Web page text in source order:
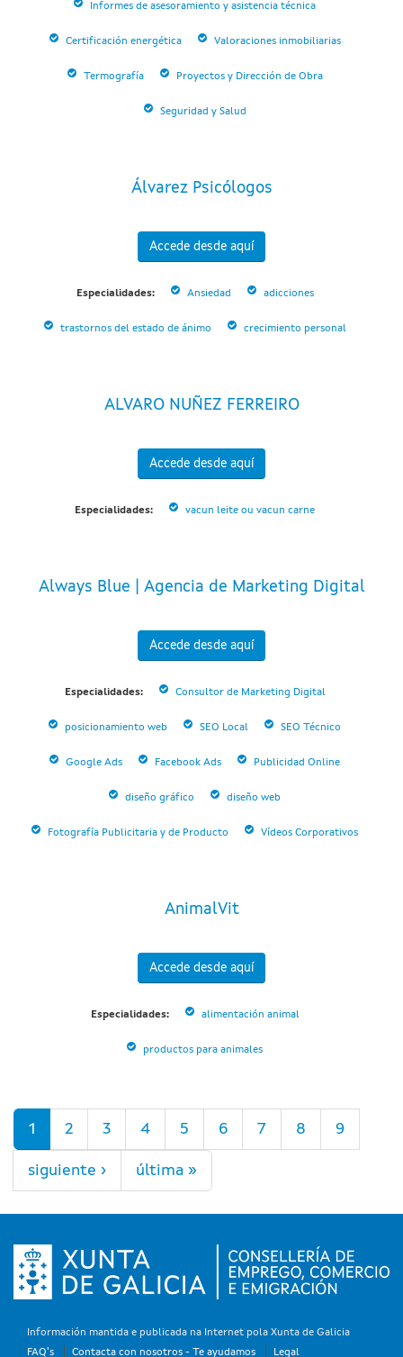
Informes de asesoramiento y asistencia técnica
Certificación energética Valoraciones inmobiliarias
Termografía Proyectos y Dirección de Obra
Seguridad y Salud
Álvarez Psicólogos
Accede desde aquí
Especialidades: Ansiedad adicciones
trastornos del estado de ánimo crecimiento personal
ALVARO NUÑEZ FERREIRO
Accede desde aquí
Especialidades: vacun leite ou vacun carne
Always Blue | Agencia de Marketing Digital
Accede desde aquí
Especialidades: Consultor de Marketing Digital
posicionamiento web SEO Local SEO Técnico
Google Ads Facebook Ads Publicidad Online
diseño gráfico diseño web
Fotografía Publicitaria y de Producto Vídeos Corporativos
AnimalVit
Accede desde aquí
Especialidades: alimentación animal
productos para animales
Páginas
1 2 3 4 5 6 7 8 9
siguiente › última »
Información mantida e publicada na Internet pola Xunta de Galicia
FAQ's
Contacta con nosotros - Te ayudamos Legal